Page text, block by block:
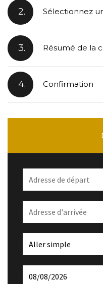
2. Sélectionnez
3. Résumé de la
4. Confirmation